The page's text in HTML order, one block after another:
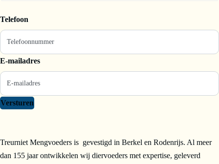
Telefoon
E-mailadres
Versturen
Treurniet Mengvoeders is gevestigd in Berkel en Rodenrijs. Al meer
dan 155 jaar ontwikkelen wij diervoeders met expertise, geleverd